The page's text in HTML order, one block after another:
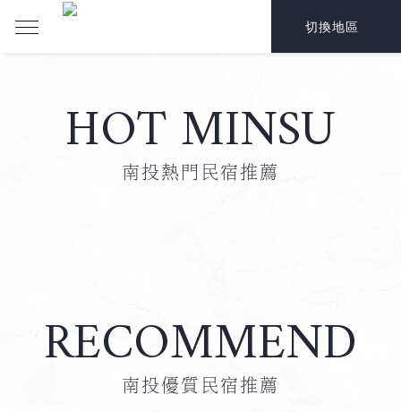
HOT MINSU
南投熱門民宿推薦
RECOMMEND
南投優質民宿推薦
切換地區